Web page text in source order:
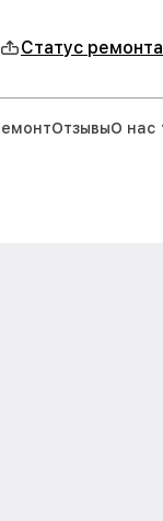
Статус ремонта
ОтзывыО нас